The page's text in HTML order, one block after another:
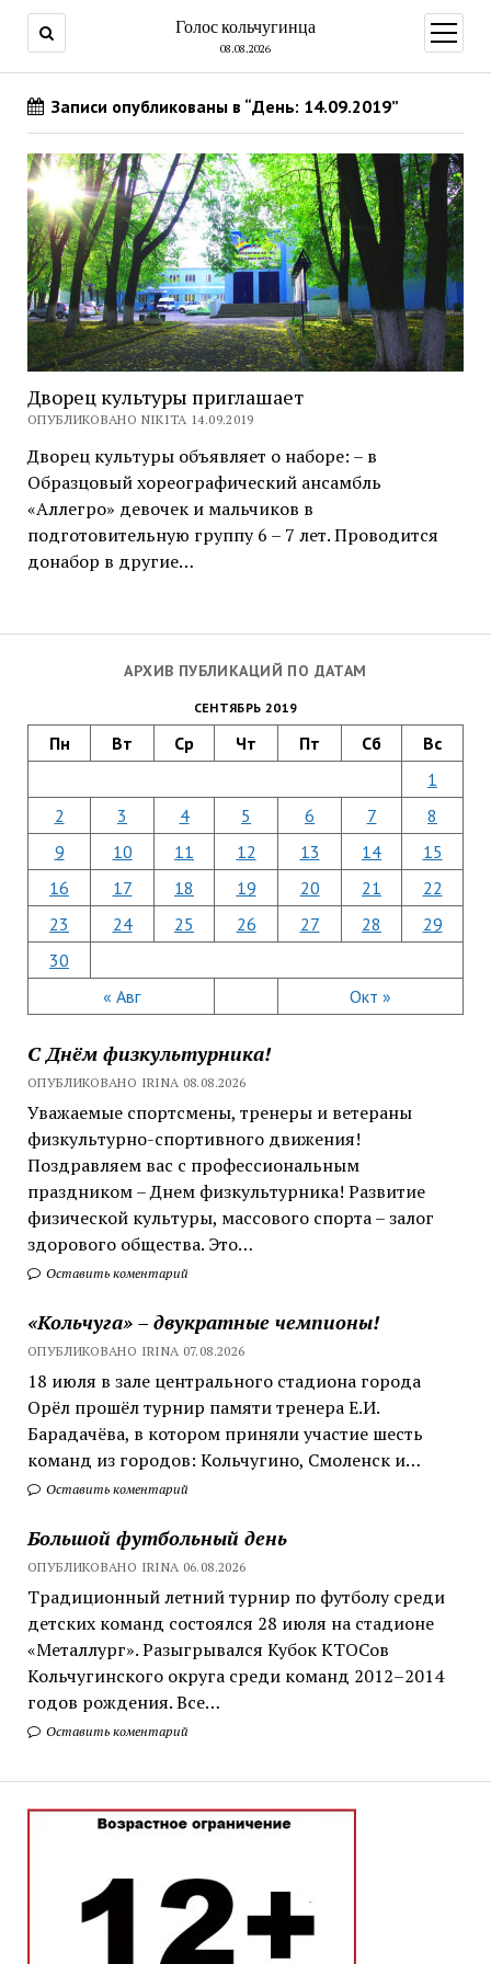
Голос кольчугинца
08.08.2026
меню
АРХИВ ПУБЛИКАЦИЙ ПО ДАТАМ
СЕНТЯБРЬ 2019
Пн Вт Ср Чт Пт Сб Вс
« Авг Окт »
1
2
3 4 5 6 7
8
9
10 11 12 13 14
15
16
17 18 19 20 21
22
23
24 25 26 27 28
29
30
С Днём физкультурника!
ОПУБЛИКОВАНО IRINA 08.08.2026
Уважаемые спортсмены, тренеры и ветераны
физкультурно-спортивного движения!
Поздравляем вас с профессиональным
праздником – Днем физкультурника! Развитие
физической культуры, массового спорта – залог
здорового общества. Это…
Оставить коментарий
«Кольчуга» – двукратные чемпионы!
ОПУБЛИКОВАНО IRINA 07.08.2026
18 июля в зале центрального стадиона города
Орёл прошёл турнир памяти тренера Е.И.
Барадачёва, в котором приняли участие шесть
команд из городов: Кольчугино, Смоленск и…
Оставить коментарий
Большой футбольный день
ОПУБЛИКОВАНО IRINA 06.08.2026
Традиционный летний турнир по футболу среди
детских команд состоялся 28 июля на стадионе
«Металлург». Разыгрывался Кубок КТОСов
Кольчугинского округа среди команд 2012–2014
годов рождения. Все…
Оставить коментарий
Записи опубликованы в “День: 14.09.2019”
Дворец культуры приглашает
ОПУБЛИКОВАНО NIKITA 14.09.2019
Дворец культуры объявляет о наборе: – в
Образцовый хореографический ансамбль
«Аллегро» девочек и мальчиков в
подготовительную группу 6 – 7 лет. Проводится
донабор в другие…